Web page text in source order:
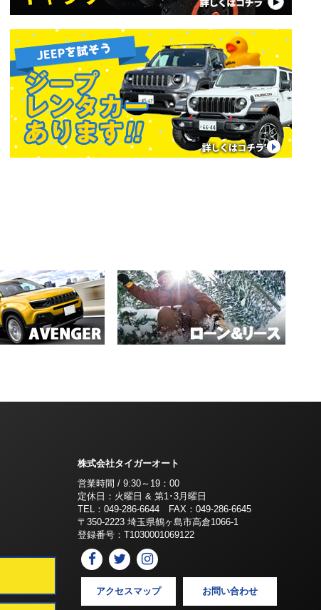
株式会社タイガーオート
営業時間 / 9:30～19：00
定休日：火曜日 & 第1･3月曜日
TEL：049-286-6644 FAX：049-286-6645
〒350-2223 埼玉県鶴ヶ島市高倉1066-1
登録番号：T1030001069122
アクセスマップ お問い合わせ